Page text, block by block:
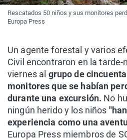
Rescatados 50 niños y sus monitores
Europa Press
Un agente forestal y varios
Civil encontraron en la tarde-
viernes al grupo de
monitores que se habían
durante una excursión. No
ningún herido y los niños
experiencia como una
Europa Press miembros de